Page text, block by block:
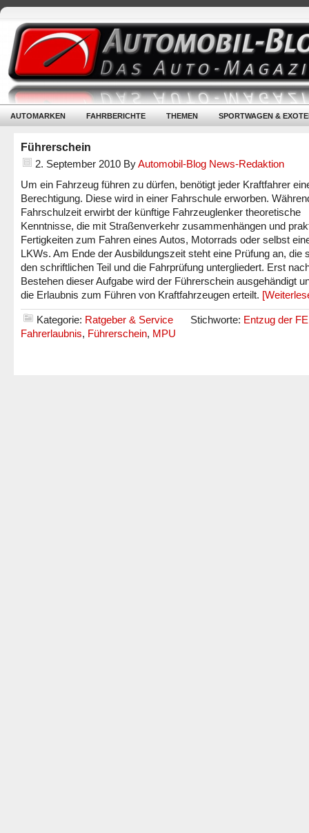
AUTOMARKEN FAHRBERICHTE THEMEN SPORTWAGEN &
Führerschein
2. September 2010 ByAutomobil-Blog News-Redaktion
Um ein Fahrzeug führen zu dürfen, benötigt jeder Kraftfahrer
Berechtigung. Diese wird in einer Fahrschule erworben.
Fahrschulzeit erwirbt der künftige Fahrzeuglenker theoretische
Kenntnisse, die mit Straßenverkehr zusammenhängen und
Fertigkeiten zum Fahren eines Autos, Motorrads oder selbst
LKWs. Am Ende der Ausbildungszeit steht eine Prüfung an, die
den schriftlichen Teil und die Fahrprüfung untergliedert. Erst
Bestehen dieser Aufgabe wird der Führerschein ausgehändigt
die Erlaubnis zum Führen von Kraftfahrzeugen erteilt.
Kategorie: Ratgeber & Service Stichworte: Entzug der FE
Fahrerlaubnis, Führerschein, MPU